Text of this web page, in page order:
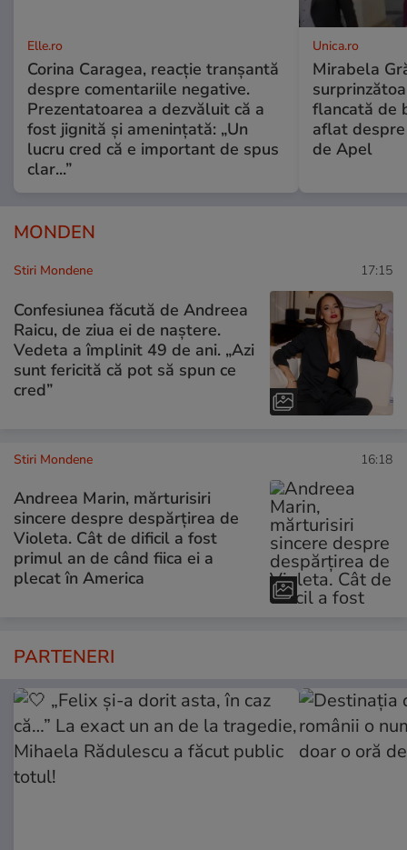
Elle.ro
Corina Caragea, reacție tranșantă
despre comentariile negative.
Prezentatoarea a dezvăluit că a
fost jignită și amenințată: „Un
lucru cred că e important de spus
clar...”
Unica.ro
Mirabela
flancată de
aflat
de Apel
MONDEN
Stiri Mondene 17:15
Confesiunea făcută de Andreea
Raicu, de ziua ei de naștere.
Vedeta a împlinit 49 de ani. „Azi
sunt fericită că pot să spun ce
cred”
Stiri Mondene 16:18
Andreea Marin, mărturisiri
sincere despre despărțirea de
Violeta. Cât de dificil a fost
primul an de când fiica ei a
plecat în America
PARTENERI